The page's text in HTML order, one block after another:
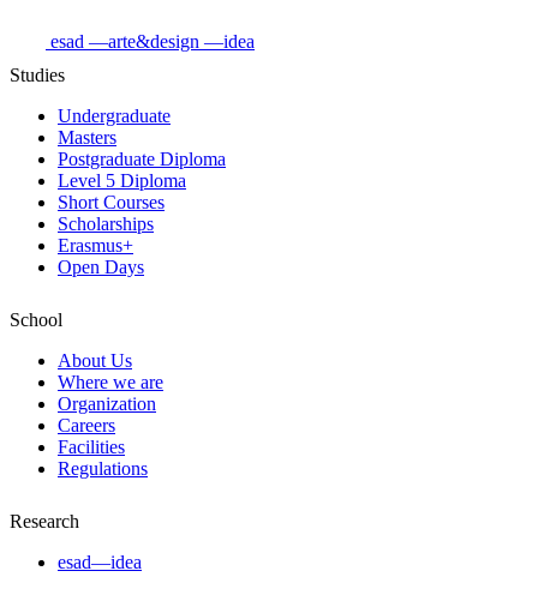
esad —arte&design —idea
Studies
Undergraduate
Masters
Postgraduate Diploma
Level 5 Diploma
Short Courses
Scholarships
Erasmus+
Open Days
School
About Us
Where we are
Organization
Careers
Facilities
Regulations
Research
esad—idea